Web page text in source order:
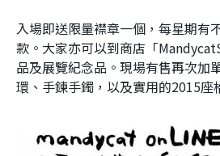
入場即送限量襟章一個，每星期有
款。 大家亦可以到商店「
品及展覽紀念品。 現場有售再次加
環、手鍊手鐲，以及實用的2015座